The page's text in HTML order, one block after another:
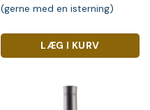
(gerne med en isterning)
LÆG I KURV